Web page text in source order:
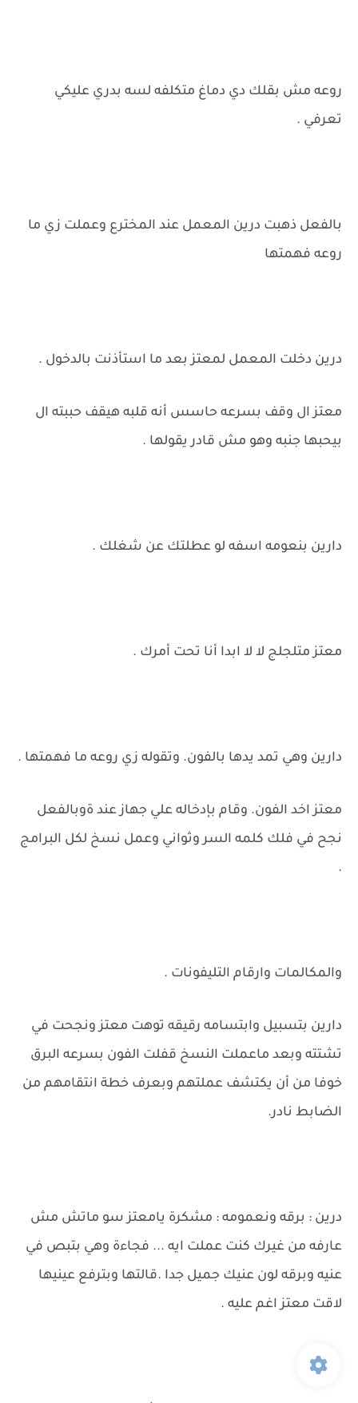
روعه مش بقلك دي دماغ متكلفه لسه بدري عليكي
تعرفي .
بالفعل ذهبت درين المعمل عند المخترع وعملت زي ما
روعه فهمتها
درين دخلت المعمل لمعتز بعد ما استأذنت بالدخول .
معتز ال وقف بسرعه حاسس أنه قلبه هيقف حببته ال
بيحبها جنبه وهو مش قادر يقولها .
دارين بنعومه اسفه لو عطلتك عن شغلك .
معتز متلجلج لا لا ابدا أنا تحت أمرك .
دارين وهي تمد يدها بالفون. وتقوله زي روعه ما فهمتها .
معتز اخد الفون. وقام بإدخاله علي جهاز عند ةوبالفعل
نجح في فلك كلمه السر وثواني وعمل نسخ لكل البرامج
.
والمكالمات وارقام التليفونات .
دارين بتسبيل وابتسامه رقيقه توهت معتز ونجحت في
تشتته وبعد ماعملت النسخ قفلت الفون بسرعه البرق
خوفا من أن يكتشف عملتهم وبعرف خطة انتقامهم من
الضابط نادر.
درين : برقه ونعمومه : مشكرة يامعتز سو ماتش مش
عارفه من غيرك كنت عملت ايه ... فجاءة وهي بتبص في
عنيه وبرقه لون عنيك جميل جدا .قالتها وبترفع عينيها
لاقت معتز اغم عليه .